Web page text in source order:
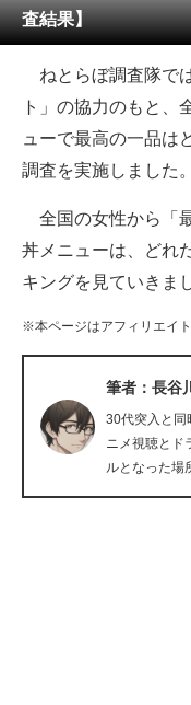
メディア
注目記事を集めた総合
ITの今と未来を見通す
スマホと通信の最新
ビジネスと働き方のヒ
AI活用のいまが分かる
企業ITのトレンドを詳
経営リーダーのコミュ
マーケ×ITの今がよく
ITエンジニア向け専門
査結果】
ねとらぼ調査隊で
ト」の協力のもと、
ューで最高の一品は
調査を実施しました。
全国の女性から「
丼メニューは、どれ
キングを見ていきま
※本ページはアフィリエイ
筆者：長谷
30代突入と同
ニメ視聴とド
ルとなった場